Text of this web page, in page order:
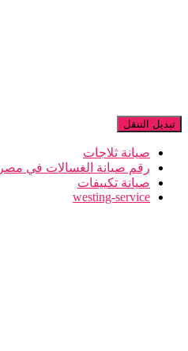
تبديل التنقل
صيانة ثلاجات
رقم صيانة الغسالات في مصر 01127571696
صيانة تكييفات
westing-service